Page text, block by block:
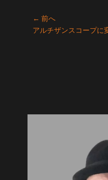
投
稿
ョ
← 前へ
前
アルチザンスコープに